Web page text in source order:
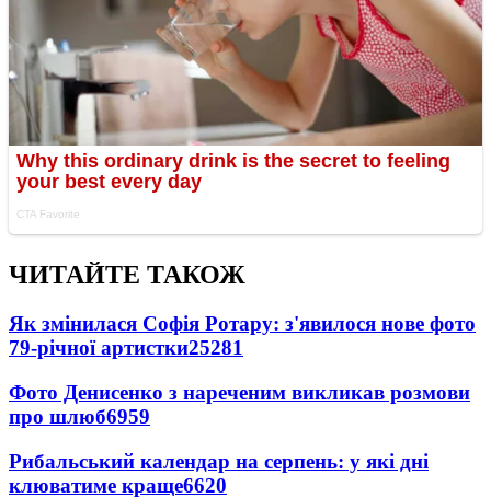
ЧИТАЙТЕ ТАКОЖ
Як змінилася Софія Ротару: з'явилося нове фото
79-річної артистки25281
Фото Денисенко з нареченим викликав розмови
про шлюб6959
Рибальський календар на серпень: у які дні
клюватиме краще6620